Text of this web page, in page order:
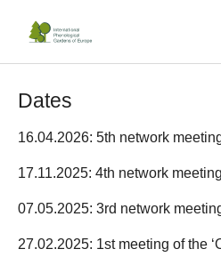
Dates
16.04.2026: 5th network
17.11.2025: 4th network meeting
07.05.2025: 3rd network
27.02.2025: 1st meeting of the